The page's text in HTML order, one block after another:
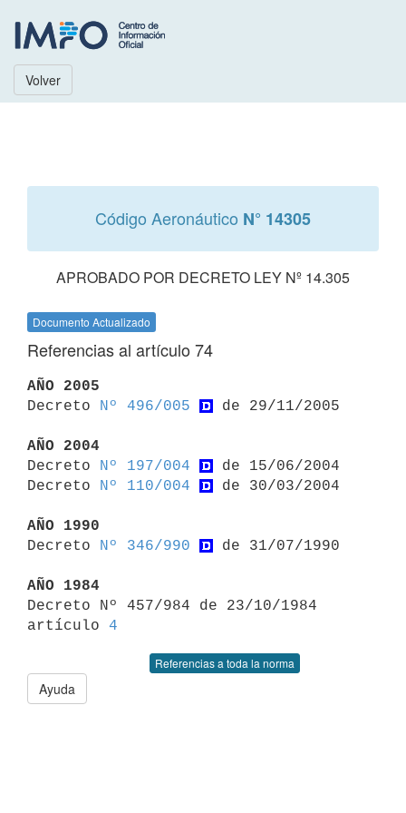
Volver
Código Aeronáutico N° 14305
APROBADO POR DECRETO LEY Nº 14.305
Documento Actualizado
Referencias al artículo 74
AÑO 2005
Decreto
Nº 496/005 de 29/11/2005
AÑO 2004
Decreto
Nº 197/004
de 15/06/2004
Decreto
Nº 110/004 de 30/03/2004
AÑO 1990
Decreto
Nº 346/990 de 31/07/1990
AÑO 1984
Decreto Nº 457/984 de 23/10/1984
artículo 4
Referencias a toda la norma
Ayuda